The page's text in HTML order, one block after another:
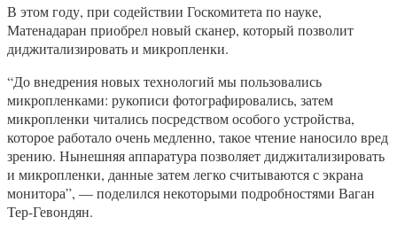
В этом году, при содействии Госкомитета по науке,
Матенадаран приобрел новый сканер, который позволит
диджитализировать и микропленки.
“До внедрения новых технологий мы пользовались
микропленками: рукописи фотографировались, затем
микропленки читались посредством особого устройства,
которое работало очень медленно, такое чтение наносило вред
зрению. Нынешняя аппаратура позволяет диджитализировать
и микропленки, данные затем легко считываются с экрана
монитора”, — поделился некоторыми подробностями Ваган
Тер-Гевондян.